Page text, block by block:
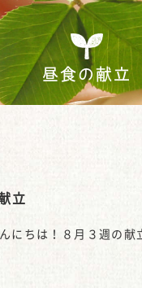
昼食の献立
立
にちは！８月３週の献